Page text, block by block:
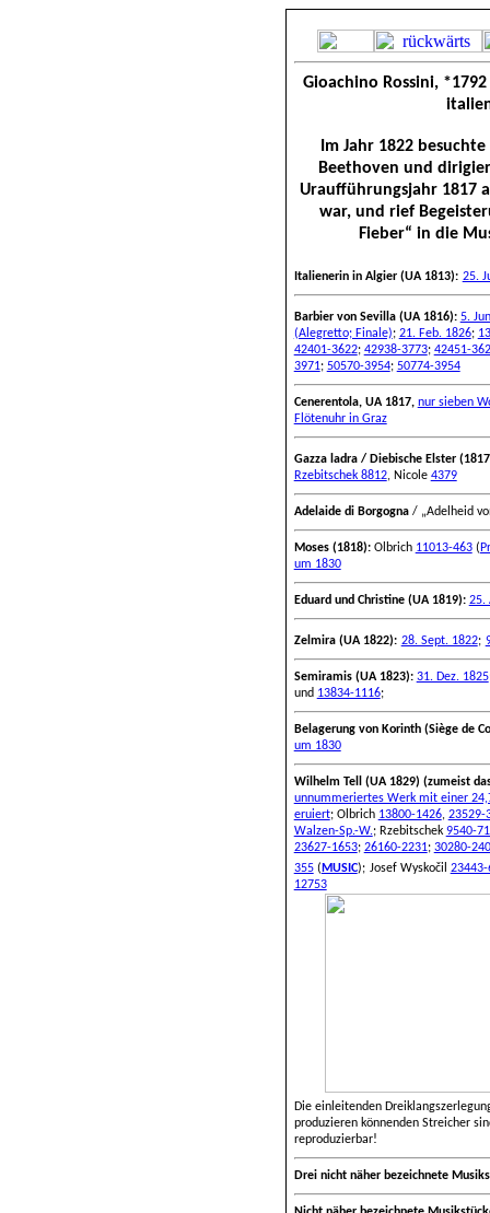
Gioachino Rossini,
Im Jahr 1822
Beethoven und
Uraufführungsjahr 1817
war, und rief
Fieber“ in die
Italienerin in Algier (UA 1813): 25.
Barbier von Sevilla (UA 1816): 5.
(Alegretto; Finale); 21. Feb. 1826;
42401-3622; 42938-3773; 42451-
3971; 50570-3954; 50774-3954
Cenerentola, UA 1817, nur sieben
Flötenuhr in Graz
Gazza ladra / Diebische Elster
Rzebitschek 8812, Nicole 4379
Adelaide di Borgogna/ „Adelheid
Moses (1818): Olbrich 11013-463(
um 1830
Eduard und Christine (UA 1819): 25.
Zelmira (UA 1822): 28. Sept. 1822;
Semiramis (UA 1823): 31. Dez. 1825
und 13834-1116;
Belagerung von Korinth (Siège de
um 1830
Wilhelm Tell (UA 1829) (zumeist
unnummeriertes Werk mit einer
eruiert; Olbrich 13800-1426, 23529-
Walzen-Sp.-W.; Rzebitschek 9540-
23627-1653; 26160-2231; 30280-
355( MUSIC); Josef Wyskočil 23443-
12753
Die einleitenden
produzieren könnenden Streicher
reproduzierbar!
Drei nicht näher bezeichnete